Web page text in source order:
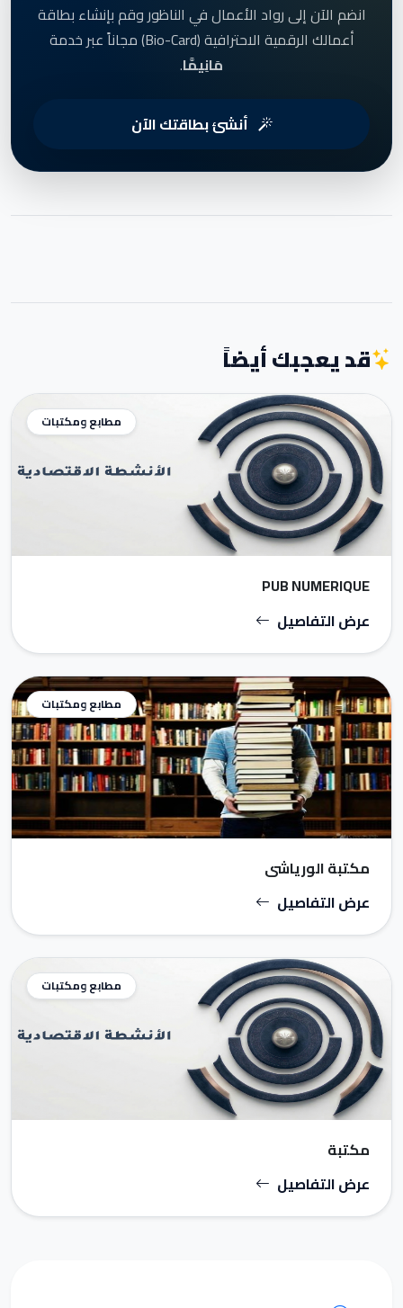
انضم الآن إلى رواد الأعمال في الناظور وقم بإنشاء بطاقة
أعمالك الرقمية الاحترافية (Bio-Card) مجاناً عبر خدمة
مَانِيمَّا.
أنشئ بطاقتك الآن
قد يعجبك أيضاً
مطابع ومكتبات
PUB NUMERIQUE
عرض التفاصيل
مطابع ومكتبات
مكتبة الورياشي
عرض التفاصيل
مطابع ومكتبات
مكتبة
عرض التفاصيل